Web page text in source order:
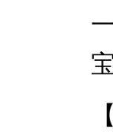
【